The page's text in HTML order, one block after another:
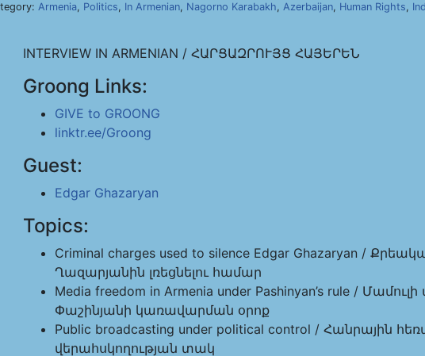
Armenia, Politics, In Armenian, Nagorno Karabakh, Azerbaijan, Human Rights,
INTERVIEW IN ARMENIAN / ՀԱՐՑԱԶՐՈՒՅՑ ՀԱՅԵՐԵՆ
Groong Links:
GIVE to GROONG
linktr.ee/Groong
Guest:
Edgar Ghazaryan
Topics:
Criminal charges used to silence Edgar Ghazaryan /
Ղազարյանին լռեցնելու համար
Media freedom in Armenia under Pashinyan’s rule /
Փաշինյանի կառավարման օրոք
Public broadcasting under political control / Հանրային
վերահսկողության տակ